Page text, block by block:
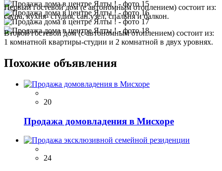
Первый гостевой дом (с автономным отоплением) состоит из:
сауна, кухня- студия, сан.узел, спальня и балкон.
Второй гостевой дом (с автономным отоплением) состоит из:
1 комнатной квартиры-студии и 2 комнатной в двух уровнях.
Похожие объявления
20
Продажа домовладения в Мисхоре
24